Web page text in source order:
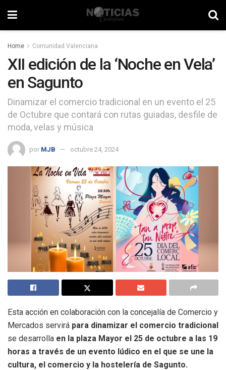
Home Comunidad Valenciana
XII edición de la ‘Noche en Vela’
en Sagunto
Dinamizar el comercio tradicional en un evento el 25
de Octubre que contará con rutas guiadas, desfile de
moda, velas y música
por MJB octubre 24, 2024
Esta acción en colaboración con la concejalía de Comercio y
Mercados servirá para dinamizar el comercio tradicional
se desarrolla en la plaza Mayor el 25 de octubre a las 19
horas a través de un evento lúdico en el que se une la
cultura, el comercio y la hostelería de Sagunto.